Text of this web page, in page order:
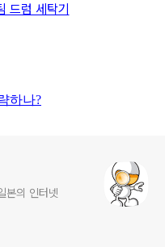
드럼 세탁기
하나?
본의 인터넷